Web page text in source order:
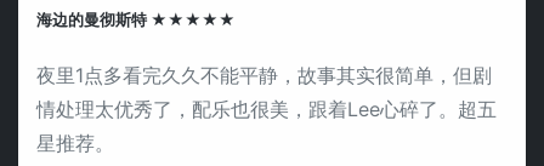
海边的曼彻斯特 ★★★★★
夜里1点多看完久久不能平静，故事其实很简单，但剧
情处理太优秀了，配乐也很美，跟着Lee心碎了。超五
星推荐。